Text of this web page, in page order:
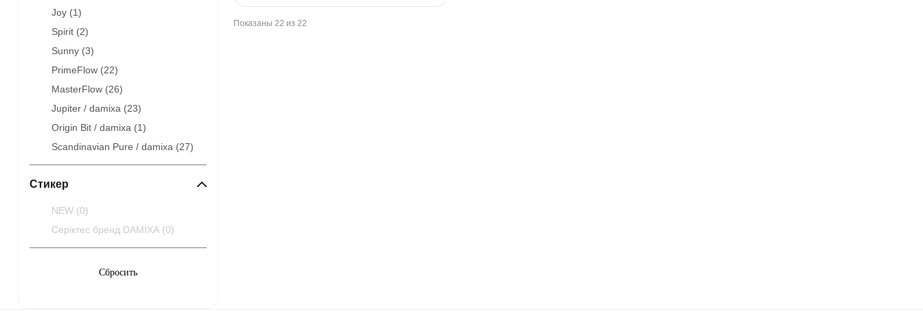
Joy (1)
Spirit (2)
Sunny (3)
PrimeFlow (22)
MasterFlow (26)
Jupiter / damixa (23)
Origin Bit / damixa (1)
Scandinavian Pure / damixa (27)
Стикер
NEW (0)
Серіктес бренд DAMIXA (0)
Показаны 22 из 22